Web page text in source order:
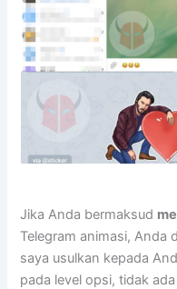
Jika Anda bermaksud
Telegram animasi, Anda
saya usulkan kepada
pada level opsi, tidak